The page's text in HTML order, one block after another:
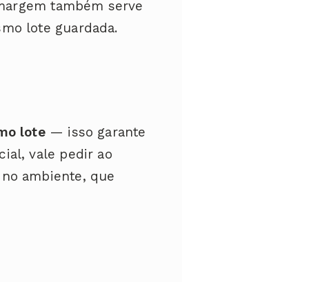
também serve
lote guardada.
lote— isso garante
vale pedir ao
ambiente, que